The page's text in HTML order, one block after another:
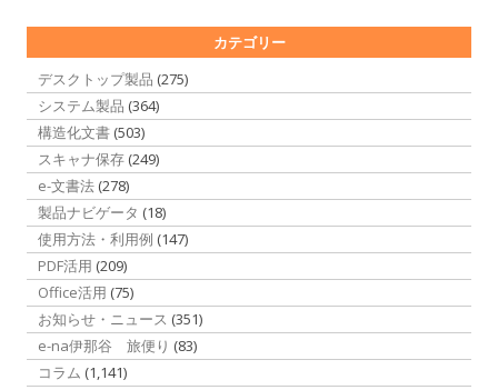
カテゴリー
デスクトップ製品 (275)
システム製品 (364)
構造化文書 (503)
スキャナ保存 (249)
e-文書法 (278)
製品ナビゲータ (18)
使用方法・利用例 (147)
PDF活用 (209)
Office活用 (75)
お知らせ・ニュース (351)
e-na伊那谷 旅便り (83)
コラム (1,141)